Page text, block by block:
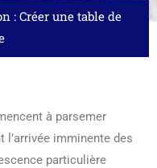
: Créer une table de
à parsemer
l’arrivée imminente des
particulière